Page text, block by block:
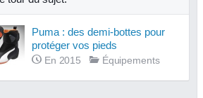
Puma : des demi-bottes pour
protéger vos pieds
En 2015 Équipements